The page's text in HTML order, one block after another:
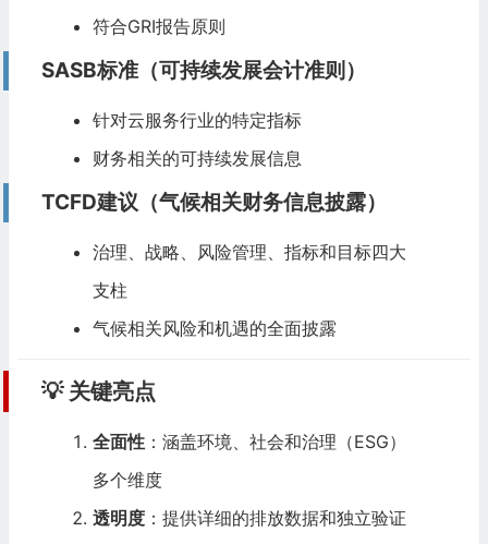
符合GRI报告原则
SASB标准（可持续发展会计准则）
针对云服务行业的特定指标
财务相关的可持续发展信息
TCFD建议（气候相关财务信息披露）
治理、战略、风险管理、指标和目标四大
支柱
气候相关风险和机遇的全面披露
💡 关键亮点
全面性：涵盖环境、社会和治理（ESG）
多个维度
透明度：提供详细的排放数据和独立验证